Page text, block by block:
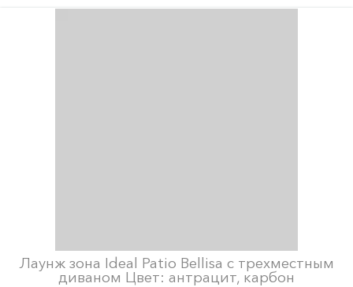
Лаунж зона Ideal Patio Bellisa с трехместным
диваном Цвет: антрацит, карбон